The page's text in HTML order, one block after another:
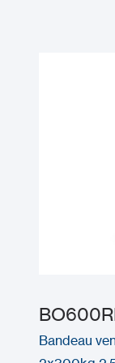
Bandeau